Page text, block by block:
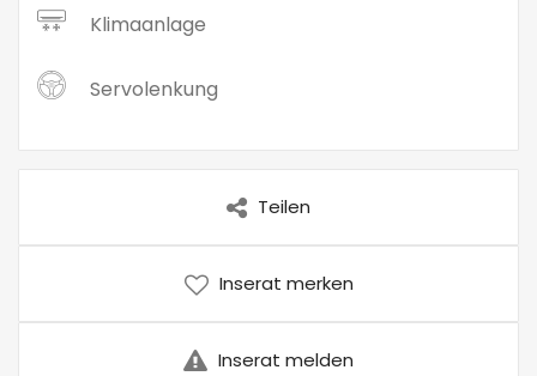
Klimaanlage
Servolenkung
Teilen
Inserat merken
Inserat melden